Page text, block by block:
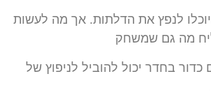
לנפץ את הדלתות. אך מה לעשות
מה גם שמשחק
בחדר יכול להוביל לניפוץ של